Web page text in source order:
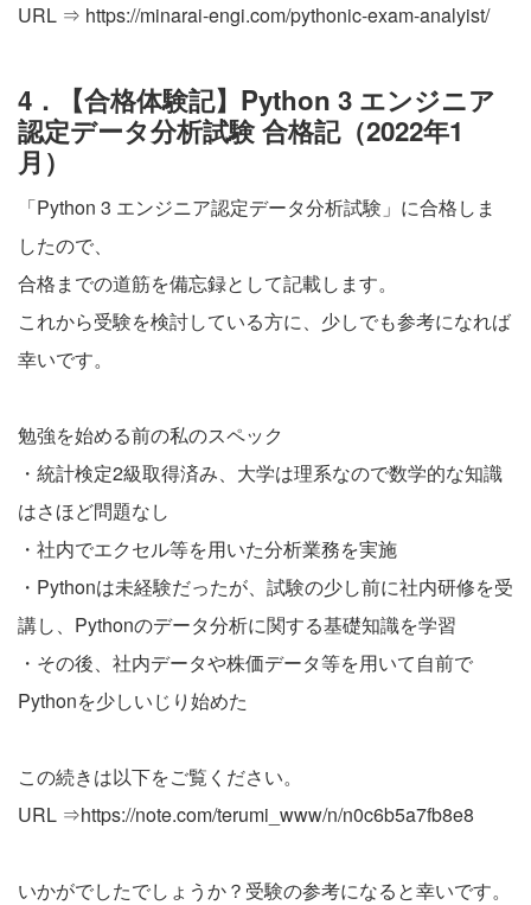
URL ⇒ https://minarai-engi.com/pythonic-exam-analyist/
4．【合格体験記】Python 3 エンジニア
認定データ分析試験 合格記（2022年1
月）
「Python 3 エンジニア認定データ分析試験」に合格しま
したので、
合格までの道筋を備忘録として記載します。
これから受験を検討している方に、少しでも参考になれば
幸いです。
勉強を始める前の私のスペック
・統計検定2級取得済み、大学は理系なので数学的な知識
はさほど問題なし
・社内でエクセル等を用いた分析業務を実施
・Pythonは未経験だったが、試験の少し前に社内研修を受
講し、Pythonのデータ分析に関する基礎知識を学習
・その後、社内データや株価データ等を用いて自前で
Pythonを少しいじり始めた
この続きは以下をご覧ください。
URL ⇒https://note.com/terumi_www/n/n0c6b5a7fb8e8
いかがでしたでしょうか？受験の参考になると幸いです。